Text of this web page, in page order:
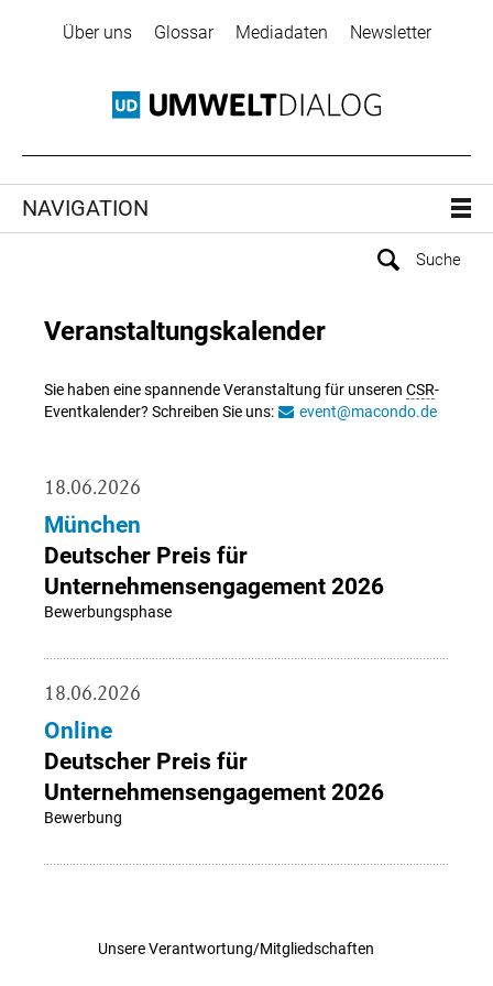
Über uns Glossar Mediadaten Newsletter
NAVIGATION
Veranstaltungskalender
Sie haben eine spannende Veranstaltung für unseren CSR-
Eventkalender? Schreiben Sie uns:
event@macondo.de
18.06.2026
München
Deutscher Preis für
Unternehmensengagement 2026
Bewerbungsphase
18.06.2026
Online
Deutscher Preis für
Unternehmensengagement 2026
Bewerbung
Unsere Verantwortung/Mitgliedschaften